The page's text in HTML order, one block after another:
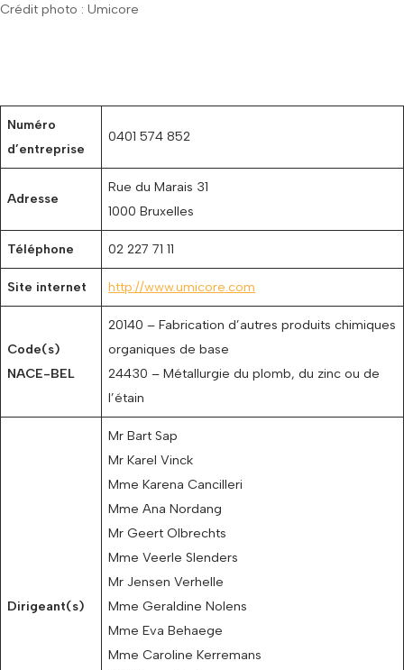
Crédit photo : Umicore
Numéro
d’entreprise
0401 574 852
Adresse
Rue du Marais 31
1000 Bruxelles
Téléphone 02 227 71 11
Site internet http://www.umicore.com
Code(s)
NACE-BEL
20140 – Fabrication d’autres produits chimiques
organiques de base
24430 – Métallurgie du plomb, du zinc ou de
l’étain
Dirigeant(s)
Mr Bart Sap
Mr Karel Vinck
Mme Karena Cancilleri
Mme Ana Nordang
Mr Geert Olbrechts
Mme Veerle Slenders
Mr Jensen Verhelle
Mme Geraldine Nolens
Mme Eva Behaege
Mme Caroline Kerremans